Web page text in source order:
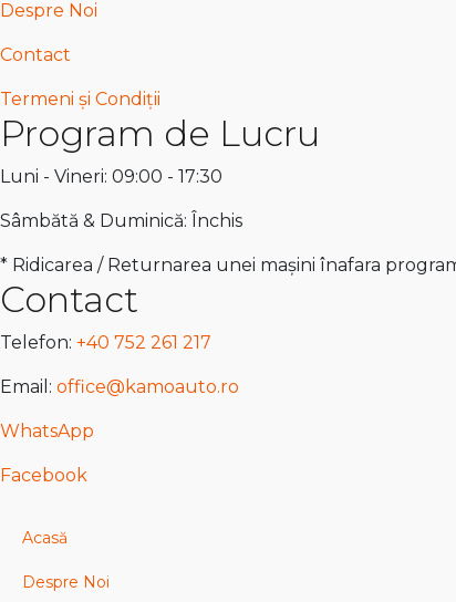
Despre Noi
Contact
Termeni și Condiții
Program de Lucru
Luni - Vineri: 09:00 - 17:30
Sâmbătă & Duminică: Închis
* Ridicarea / Returnarea unei mașini înafara
Contact
Telefon: +40 752 261 217
Email: office@kamoauto.ro
WhatsApp
Facebook
Acasă
Despre Noi